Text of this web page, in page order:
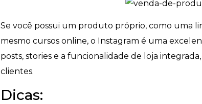
Se você possui um produto próprio, como uma
mesmo cursos online, o Instagram é uma
posts, stories e a funcionalidade de loja
clientes.
Dicas: